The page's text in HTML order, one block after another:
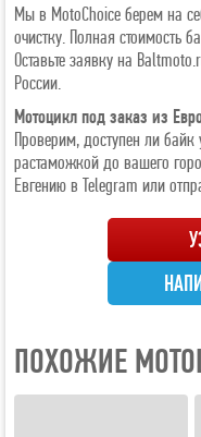
Мы в MotoChoice берем на
очистку. Полная стоимость
Оставьте заявку на
России.
Мотоцикл под заказ из
Проверим, доступен ли байк
растаможкой до вашего
Евгению в Telegram или
ПОХОЖИЕ